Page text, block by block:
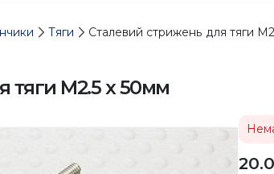
Тяги Сталевий стрижень для тяги
тяги M2.5 x 50мм